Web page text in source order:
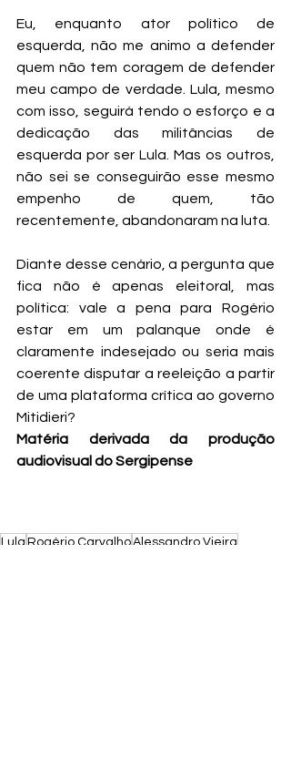
Eu, enquanto ator político de
esquerda, não me animo a defender
quem não tem coragem de defender
meu campo de verdade. Lula, mesmo
com isso, seguirá tendo o esforço e a
dedicação das militâncias de
esquerda por ser Lula. Mas os outros,
não sei se conseguirão esse mesmo
empenho de quem, tão
recentemente, abandonaram na luta.
Diante desse cenário, a pergunta que
fica não é apenas eleitoral, mas
política: vale a pena para Rogério
estar em um palanque onde é
claramente indesejado ou seria mais
coerente disputar a reeleição a partir
de uma plataforma crítica ao governo
Mitidieri?
Matéria derivada da produção
audiovisual do Sergipense
Lula Rogério CarvalhoAlessandro Vieira